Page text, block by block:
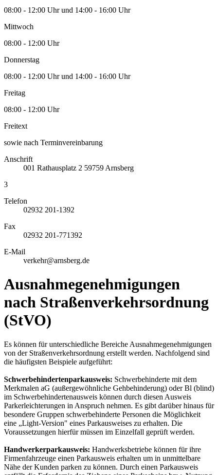
08:00 - 12:00 Uhr und 14:00 - 16:00 Uhr
Mittwoch
08:00 - 12:00 Uhr
Donnerstag
08:00 - 12:00 Uhr und 14:00 - 16:00 Uhr
Freitag
08:00 - 12:00 Uhr
Freitext
sowie nach Terminvereinbarung
Anschrift
001 Rathausplatz 2 59759 Arnsberg
3
Telefon
02932 201-1392
Fax
02932 201-771392
E-Mail
verkehr@arnsberg.de
Ausnahmegenehmigungen
nach Straßenverkehrsordnung
(StVO)
Es können für unterschiedliche Bereiche Ausnahmegenehmigungen
von der Straßenverkehrsordnung erstellt werden. Nachfolgend sind
die häufigsten Beispiele aufgeführt:
Schwerbehindertenparkausweis: Schwerbehinderte mit dem
Merkmalen aG (außergewöhnliche Gehbehinderung) oder Bl (blind)
im Schwerbehindertenausweis können durch diesen Ausweis
Parkerleichterungen in Anspruch nehmen. Es gibt darüber hinaus für
besondere Gruppen schwerbehinderte Personen die Möglichkeit
eine „Light-Version" eines Parkausweises zu erhalten. Die
Voraussetzungen hierfür müssen im Einzelfall geprüft werden.
Handwerkerparkausweis: Handwerksbetriebe können für ihre
Firmenfahrzeuge einen Parkausweis erhalten um in unmittelbare
Nähe der Kunden parken zu können. Durch einen Parkausweis